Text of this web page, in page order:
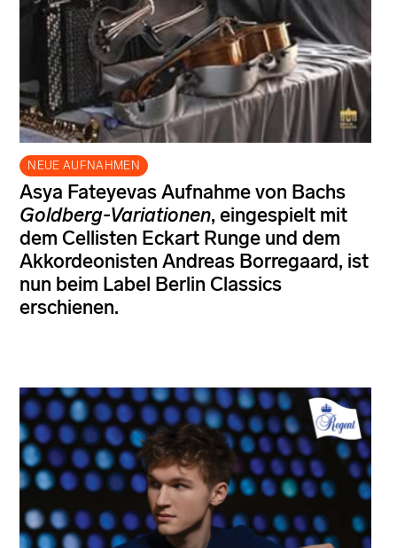
NEUE AUFNAHMEN
Asya Fateyevas Aufnahme von Bachs
Goldberg-Variationen, eingespielt mit
dem Cellisten Eckart Runge und dem
Akkordeonisten Andreas Borregaard, ist
nun beim Label Berlin Classics
erschienen.